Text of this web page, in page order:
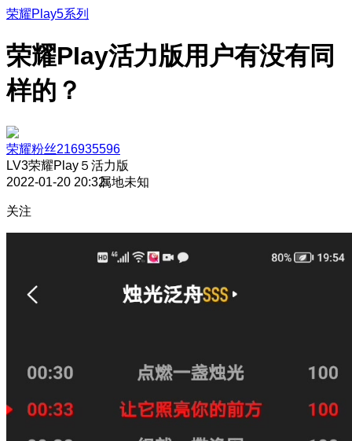
荣耀Play5系列
荣耀PIay活力版用户有没有同
样的？
荣耀粉丝216935596
LV3荣耀Play５活力版
2022-01-20 20:32属地未知
关注